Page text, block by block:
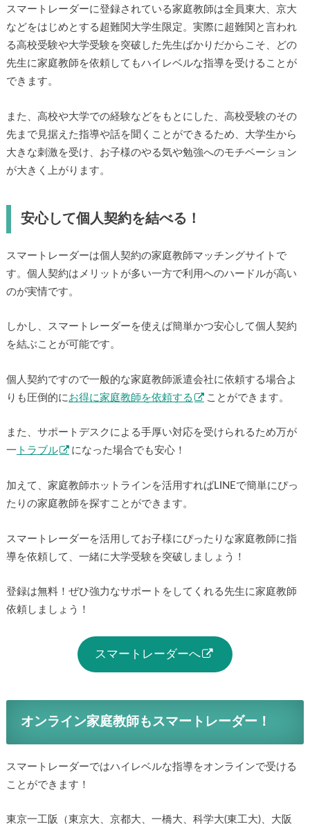
スマートレーダーに登録されている家庭教師は全員東大、京大
などをはじめとする超難関大学生限定。実際に超難関と言われ
る高校受験や大学受験を突破した先生ばかりだからこそ、どの
先生に家庭教師を依頼してもハイレベルな指導を受けることが
できます。
また、高校や大学での経験などをもとにした、高校受験のその
先まで見据えた指導や話を聞くことができるため、大学生から
大きな刺激を受け、お子様のやる気や勉強へのモチベーション
が大きく上がります。
安心して個人契約を結べる！
スマートレーダーは個人契約の家庭教師マッチングサイトで
す。個人契約はメリットが多い一方で利用へのハードルが高い
のが実情です。
しかし、スマートレーダーを使えば簡単かつ安心して個人契約
を結ぶことが可能です。
個人契約ですので一般的な家庭教師派遣会社に依頼する場合よ
りも圧倒的に お得に家庭教師を依頼する ことができます。
また、サポートデスクによる手厚い対応を受けられるため万が
一 トラブル になった場合でも安心！
加えて、家庭教師ホットラインを活用すればLINEで簡単にぴっ
たりの家庭教師を探すことができます。
スマートレーダーを活用してお子様にぴったりな家庭教師に指
導を依頼して、一緒に大学受験を突破しましょう！
登録は無料！ぜひ強力なサポートをしてくれる先生に家庭教師
依頼しましょう！
スマートレーダーへ
オンライン家庭教師もスマートレーダー！
スマートレーダーではハイレベルな指導をオンラインで受ける
ことができます！
東京一工阪（東京大、京都大、一橋大、科学大(東工大)、大阪